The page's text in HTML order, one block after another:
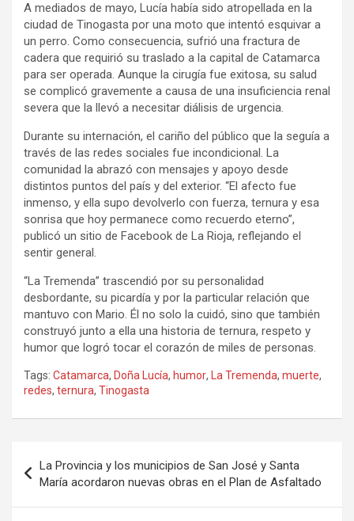
A mediados de mayo, Lucía había sido atropellada en la
ciudad de Tinogasta por una moto que intentó esquivar a
un perro. Como consecuencia, sufrió una fractura de
cadera que requirió su traslado a la capital de Catamarca
para ser operada. Aunque la cirugía fue exitosa, su salud
se complicó gravemente a causa de una insuficiencia renal
severa que la llevó a necesitar diálisis de urgencia.
Durante su internación, el cariño del público que la seguía a
través de las redes sociales fue incondicional. La
comunidad la abrazó con mensajes y apoyo desde
distintos puntos del país y del exterior. “El afecto fue
inmenso, y ella supo devolverlo con fuerza, ternura y esa
sonrisa que hoy permanece como recuerdo eterno”,
publicó un sitio de Facebook de La Rioja, reflejando el
sentir general.
“La Tremenda” trascendió por su personalidad
desbordante, su picardía y por la particular relación que
mantuvo con Mario. Él no solo la cuidó, sino que también
construyó junto a ella una historia de ternura, respeto y
humor que logró tocar el corazón de miles de personas.
Tags: Catamarca, Doña Lucía, humor, La Tremenda, muerte,
redes, ternura, Tinogasta
de
entradas
La Provincia y los municipios de San José y Santa
María acordaron nuevas obras en el Plan de Asfaltado